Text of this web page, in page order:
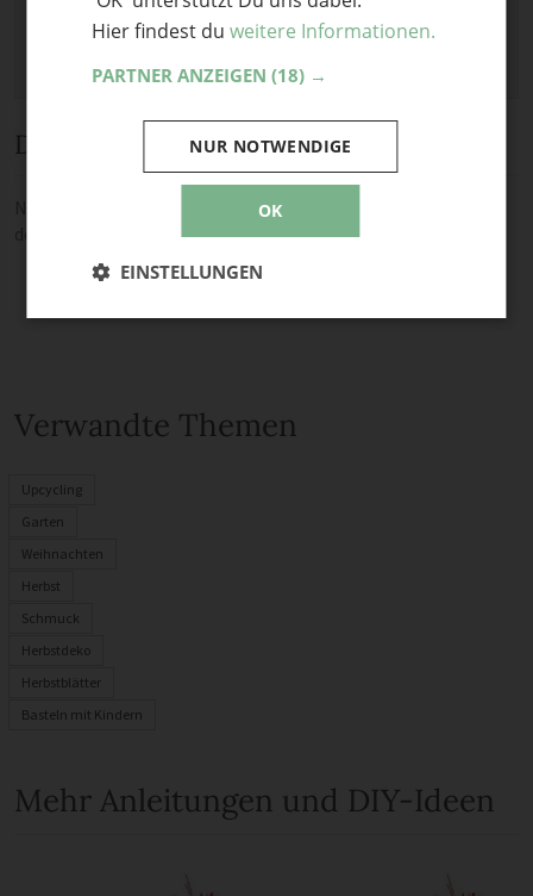
Diskussion
Noch keine Kommentare — sei die Erste oder der Erste und teile
Verwandte Themen
Upcycling
Garten
Weihnachten
Herbst
Schmuck
Herbstdeko
Herbstblätter
Basteln mit Kindern
Mehr Anleitungen und DIY-Ideen
Hier findest du weitere Informationen.
PARTNER ANZEIGEN (18) →
OK
NUR NOTWENDIGE
EINSTELLUNGEN